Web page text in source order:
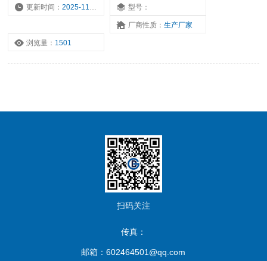
化学键，空化泡崩溃产生氢氧基（OH）和氢基（H），同有机物发
生氧化反应，能将水体中有害有机物转变成CO2 、H2O、无机离子
更新时间：2025-11-17 型号：
厂商性质： 生产厂家
浏览量： 1501
扫码关注
传真：
邮箱：602464501@qq.com